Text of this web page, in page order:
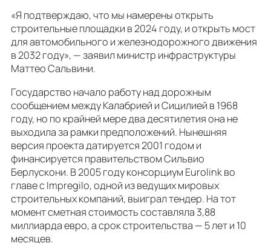
«Я подтверждаю, что мы намерены открыть
строительные площадки в 2024 году, и открыть мост
для автомобильного и железнодорожного движения
в 2032 году», — заявил министр инфраструктуры
Маттео Сальвини.
Государство начало работу над дорожным
сообщением между Калабрией и Сицилией в 1968
году, но по крайней мере два десятилетия она не
выходила за рамки предположений. Нынешняя
версия проекта датируется 2001 годом и
финансируется правительством Сильвио
Берлускони. В 2005 году консорциум Eurolink во
главе с Impregilo, одной из ведущих мировых
строительных компаний, выиграл тендер. На тот
момент сметная стоимость составляла 3,88
миллиарда евро, а срок строительства — 5 лет и 10
месяцев.